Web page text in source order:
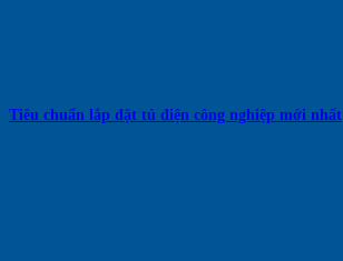
Tiêu chuẩn lắp đặt tủ điện công nghiệp mới nhất